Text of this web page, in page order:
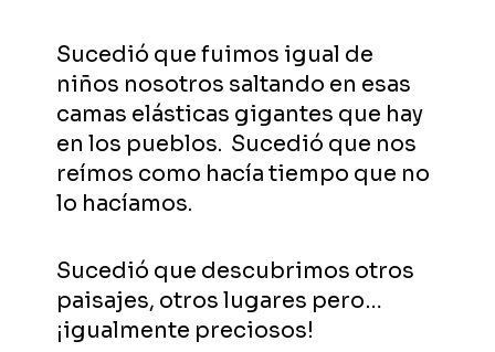
Sucedió que fuimos igual de
niños nosotros saltando en esas
camas elásticas gigantes que hay
en los pueblos. Sucedió que nos
reímos como hacía tiempo que no
lo hacíamos.
Sucedió que descubrimos otros
paisajes, otros lugares pero…
¡igualmente preciosos!